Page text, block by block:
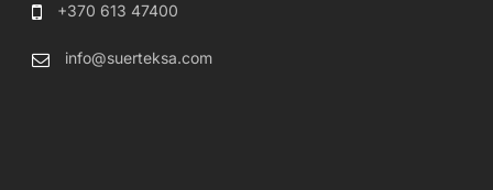
+370 613 47400
info@suerteksa.com